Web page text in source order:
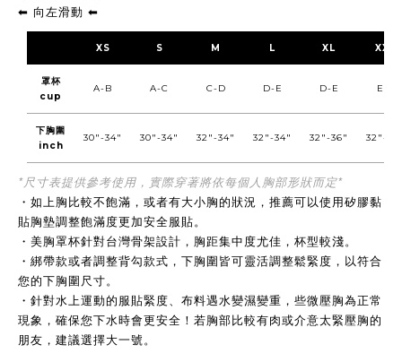
⬅︎ 向左滑動 ⬅︎
XS S M L XL XXL
罩杯
cup
A-B A-C C-D D-E D-E E-F
下胸圍
inch
30"-34" 30"-34" 32"-34" 32"-34" 32"-36" 32"-
*尺寸表提供參考使用，實際穿著將依每個人胸部形狀而定*
・ 如上胸比較不飽滿，或者有大小胸的狀況，推薦可以使用矽膠黏
貼胸墊調整飽滿度更加安全服貼。
・ 美胸罩杯針對台灣骨架設計，胸距集中度尤佳，杯型較淺。
・ 綁帶款或者調整背勾款式，下胸圍皆可靈活調整鬆緊度，以符合
您的下胸圍尺寸。
・ 針對水上運動的服貼緊度、 布料遇水變濕變重 ，些微壓胸為正常
現象，確保您下水時會更安全！ 若胸部比較有肉或介意太緊壓胸的
朋友，建議選擇大一號。